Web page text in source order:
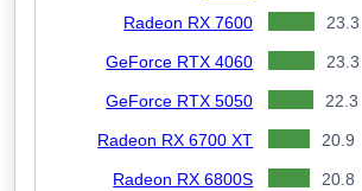
Radeon RX 7600 23.3
GeForce RTX 4060 23.3
GeForce RTX 5050 22.3
Radeon RX 6700 XT 20.9
Radeon RX 6800S 20.8